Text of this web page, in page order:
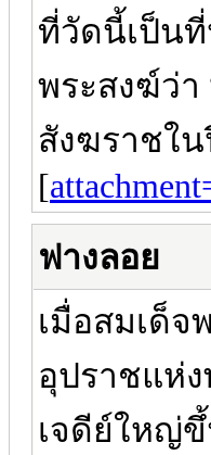
ที่วัดนี้เป็น
พระสงฆ์ว่า
สังฆราชใน
[
ฟางลอย
เมื่อสมเด็
อุปราชแห่
เจดีย์ใหญ่